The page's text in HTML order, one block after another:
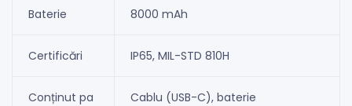
Baterie 8000 mAh
Certificări IP65, MIL-STD 810H
Conținut pa
Cablu (USB-C), baterie